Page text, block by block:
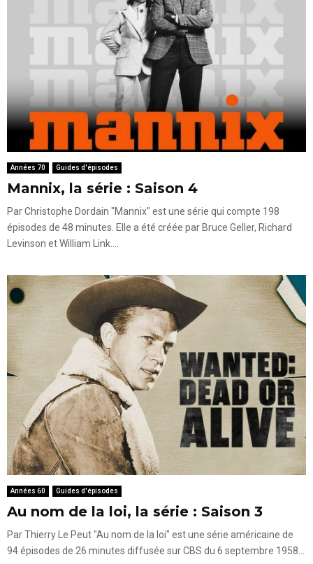
Années 70 Guides d'épisodes
Mannix, la série : Saison 4
Par Christophe Dordain "Mannix" est une série qui compte 198
épisodes de 48 minutes. Elle a été créée par Bruce Geller, Richard
Levinson et William Link....
Années 60 Guides d'épisodes
Au nom de la loi, la série : Saison 3
Par Thierry Le Peut "Au nom de la loi" est une série américaine de
94 épisodes de 26 minutes diffusée sur CBS du 6 septembre 1958...